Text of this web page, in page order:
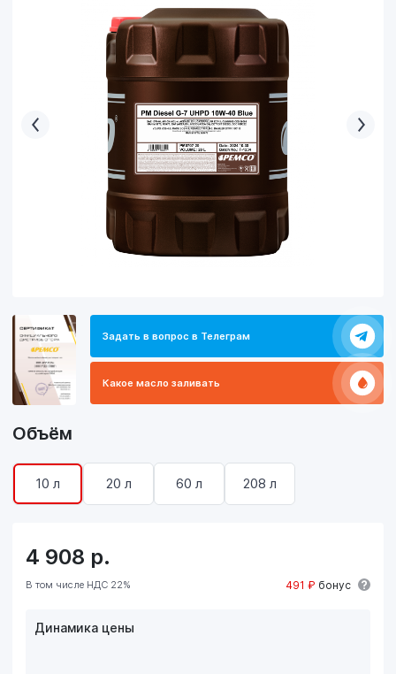
Задать в вопрос в Телеграм
Какое масло заливать
Объём
10 л 20 л 60 л 208 л
4 908 р.
В том числе НДС 22% 491 ₽ бонус
Динамика цены